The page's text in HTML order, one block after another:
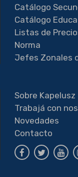
Catálogo
Catálogo Educa
Listas de
Norma
Jefes Zonales
Sobre Kapelusz
Trabajá con
Novedades
Contacto